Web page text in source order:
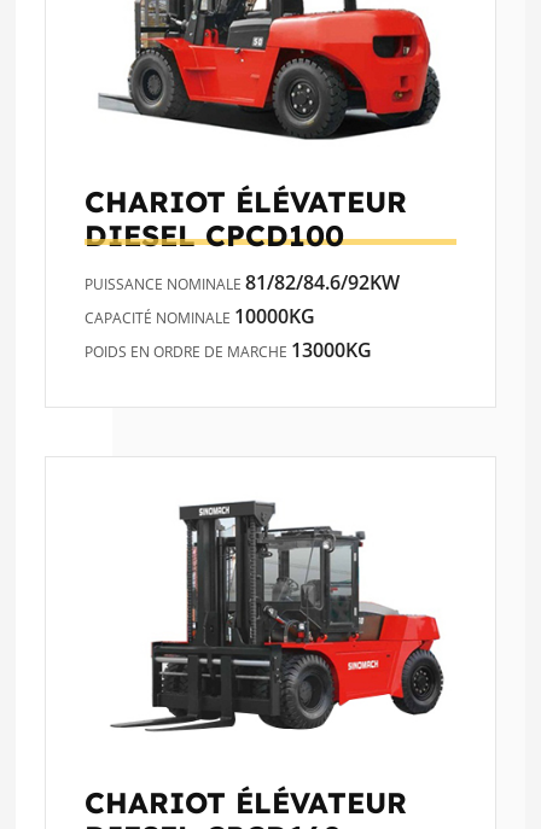
CHARIOT ÉLÉVATEUR
DIESELCPCD100
PUISSANCE NOMINALE81/82/84.6/92KW
CAPACITÉ NOMINALE 10000KG
POIDS EN ORDRE DE MARCHE 13000KG
CHARIOT ÉLÉVATEUR